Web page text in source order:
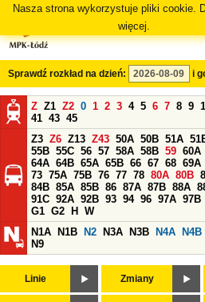
Nasza strona wykorzystuje pliki cookie.
więcej.
Sprawdź rozkład na dzień: i
Z Z1 Z2 0 1 2 3 4 5 6 7 8 9
41 43 45
Z3 Z6 Z13 Z43 50A 50B 51A
55B 55C 56 57 58A 58B 59 60A
64A 64B 65A 65B 66 67 68 69A
73 75A 75B 76 77 78 80A 80B
84B 85A 85B 86 87A 87B 88A
91C 92A 92B 93 94 96 97A 97B
G1 G2 H
W
N1A
N1B N2 N3A N3B N4A N4B
N9
Linie Zmiany